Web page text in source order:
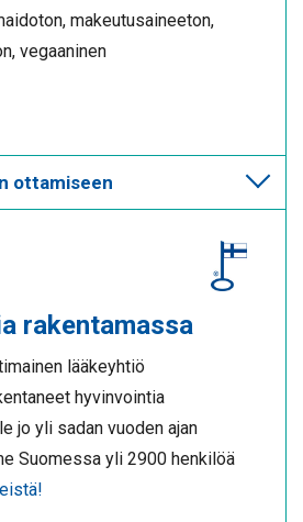
makeutusaineeton,
vegaaninen
ottamiseen
rakentamassa
lääkeyhtiö
hyvinvointia
jo yli sadan vuoden ajan
Suomessa yli 2900 henkilöä